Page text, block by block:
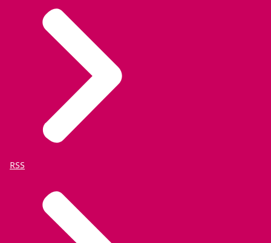
RSS